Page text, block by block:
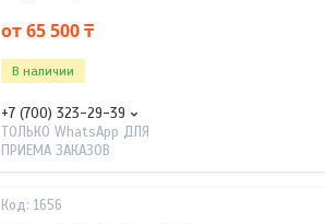
от 65 500 ₸
В наличии
+7 (700) 323-29-39
ТОЛЬКО WhatsApp ДЛЯ
ПРИЕМА ЗАКАЗОВ
1656